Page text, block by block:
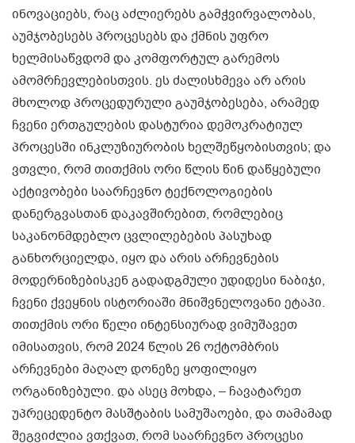
ინოვაციებს, რაც აძლიერებს გამჭვირვალობას,
აუმჯობესებს პროცესებს და ქმნის უფრო
ხელმისაწვდომ და კომფორტულ გარემოს
ამომრჩევლებისთვის. ეს ძალისხმევა არ არის
მხოლოდ პროცედურული გაუმჯობესება, არამედ
ჩვენი ერთგულების დასტურია დემოკრატიულ
პროცესში ინკლუზიურობის ხელშეწყობისთვის; და
ვთვლი, რომ თითქმის ორი წლის წინ დაწყებული
აქტივობები საარჩევნო ტექნოლოგიების
დანერგვასთან დაკავშირებით, რომლებიც
საკანონმდებლო ცვლილებების პასუხად
განხორციელდა, იყო და არის არჩევნების
მოდერნიზებისკენ გადადგმული უდიდესი ნაბიჯი,
ჩვენი ქვეყნის ისტორიაში მნიშვნელოვანი ეტაპი.
თითქმის ორი წელი ინტენსიურად ვიმუშავეთ
იმისათვის, რომ 2024 წლის 26 ოქტომბრის
არჩევნები მაღალ დონეზე ყოფილიყო
ორგანიზებული. და ასეც მოხდა, – ჩავატარეთ
უპრეცედენტო მასშტაბის სამუშაოები, და თამამად
შეგვიძლია ვთქვათ, რომ საარჩევნო პროცესი